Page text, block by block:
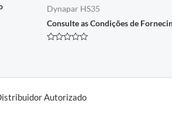
Dynapar HS35
Consulte as Condições de
Autorizado